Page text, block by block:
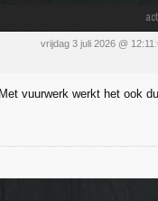
vrijdag 3 juli 2026 @ 12:11
vuurwerk werkt het ook